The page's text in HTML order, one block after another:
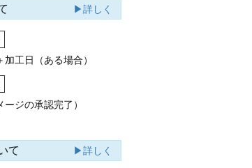
▶詳しく
工日（ある場合）
ジの承認完了）
て ▶詳しく